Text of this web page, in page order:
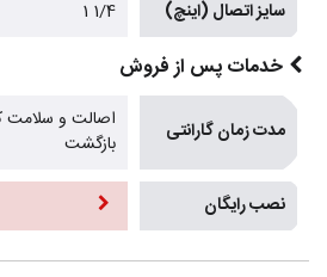
سایز اتصال (اینچ) 1/4 1
خدمات پس از فروش
مدت زمان گارانتی
بازگشت
نصب رایگان